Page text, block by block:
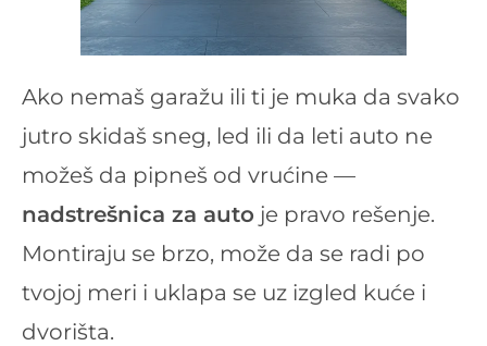
Ako nemaš garažu ili ti je muka da svako
jutro skidaš sneg, led ili da leti auto ne
možeš da pipneš od vrućine —
nadstrešnica za auto je pravo rešenje.
Montiraju se brzo, može da se radi po
tvojoj meri i uklapa se uz izgled kuće i
dvorišta.